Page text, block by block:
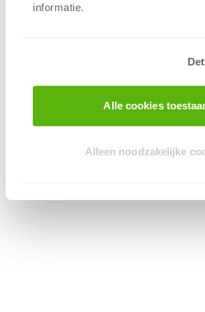
informatie.
Alle cookies
Alleen noodzakelijke